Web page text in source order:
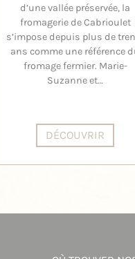
d’une vallée préservée, la
fromagerie de Cabrioulet
s’impose depuis plus de
ans comme une référence
fromage fermier. Marie-
Suzanne et…
DÉCOUVRIR